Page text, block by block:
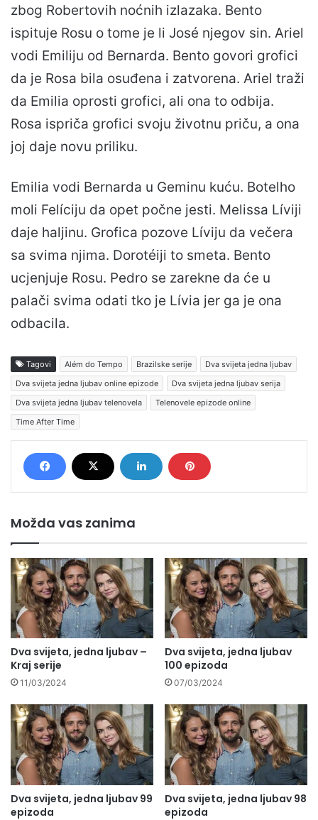
zbog Robertovih noćnih izlazaka. Bento
ispituje Rosu o tome je li José njegov sin. Ariel
vodi Emiliju od Bernarda. Bento govori grofici
da je Rosa bila osuđena i zatvorena. Ariel traži
da Emilia oprosti grofici, ali ona to odbija.
Rosa ispriča grofici svoju životnu priču, a ona
joj daje novu priliku.
Emilia vodi Bernarda u Geminu kuću. Botelho
moli Felíciju da opet počne jesti. Melissa Líviji
daje haljinu. Grofica pozove Líviju da večera
sa svima njima. Dorotéiji to smeta. Bento
ucjenjuje Rosu. Pedro se zarekne da će u
palači svima odati tko je Lívia jer ga je ona
odbacila.
Tagovi Além do Tempo Brazilske serije
Dva svijeta jedna ljubav
Dva svijeta jedna ljubav online epizode
Dva svijeta jedna ljubav serija
Dva svijeta jedna ljubav telenovela
Telenovele epizode online
Time After Time
Možda vas zanima
Dva svijeta, jedna ljubav –
Kraj serije
11/03/2024
Dva svijeta, jedna ljubav
100 epizoda
07/03/2024
Dva svijeta, jedna ljubav 99
epizoda
Dva svijeta, jedna ljubav 98
epizoda